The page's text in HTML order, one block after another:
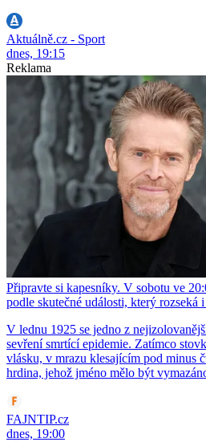
Aktuálně.cz - Sport
dnes, 19:15
Reklama
Připravte si kapesníky. V sobotu ve
podle skutečné události, který rozseká
V lednu 1925 se jedno z
sevření smrtící epidemie. Zatímco
vlásku, v mrazu klesajícím pod minus
hrdina, jehož jméno mělo být
FAJNTIP.cz
dnes, 19:00